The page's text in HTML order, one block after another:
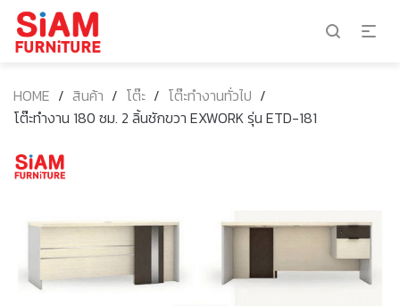
HOME / สินค้า / โต๊ะ / โต๊ะทำงานทั่วไป /
โต๊ะทำงาน 180 ซม. 2 ลิ้นชักขวา EXWORK รุ่น ETD-181